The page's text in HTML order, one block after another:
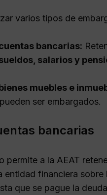
varios tipos de
bancarias:
salarios y
muebles e
ser embargados.
bancarias
permite a la AEAT
entidad financiera
que se pague la